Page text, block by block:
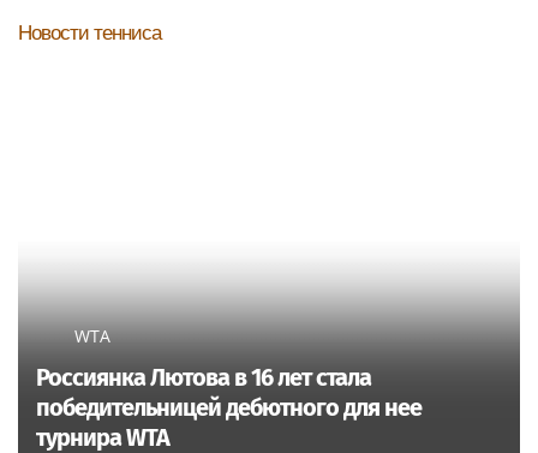
Новости тенниса
WTA
Россиянка Лютова в 16 лет стала
победительницей дебютного для нее
турнира WTA